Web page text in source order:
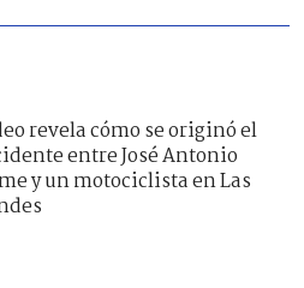
revela cómo se originó el
entre José Antonio
y un motociclista en Las